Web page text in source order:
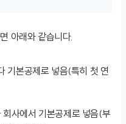
아래와 같습니다.
기본공제로 넣음(특히 첫 연
사에서 기본공제로 넣음(부